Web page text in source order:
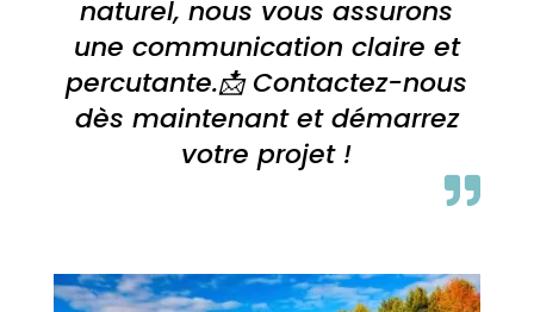
naturel, nous vous assurons
une communication claire et
percutante.📩 Contactez-nous
dès maintenant et démarrez
votre projet !
